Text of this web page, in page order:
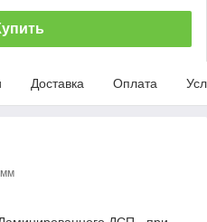
Доставка Оплата